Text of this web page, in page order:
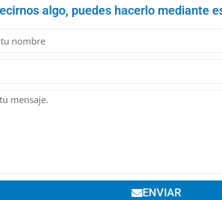
algo, puedes hacerlo mediante
ENVIAR